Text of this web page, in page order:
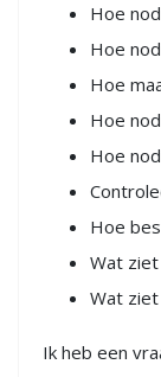
Hoe
Hoe
Hoe
Hoe
Hoe
Hoe
Wat
Wat
Ik heb een